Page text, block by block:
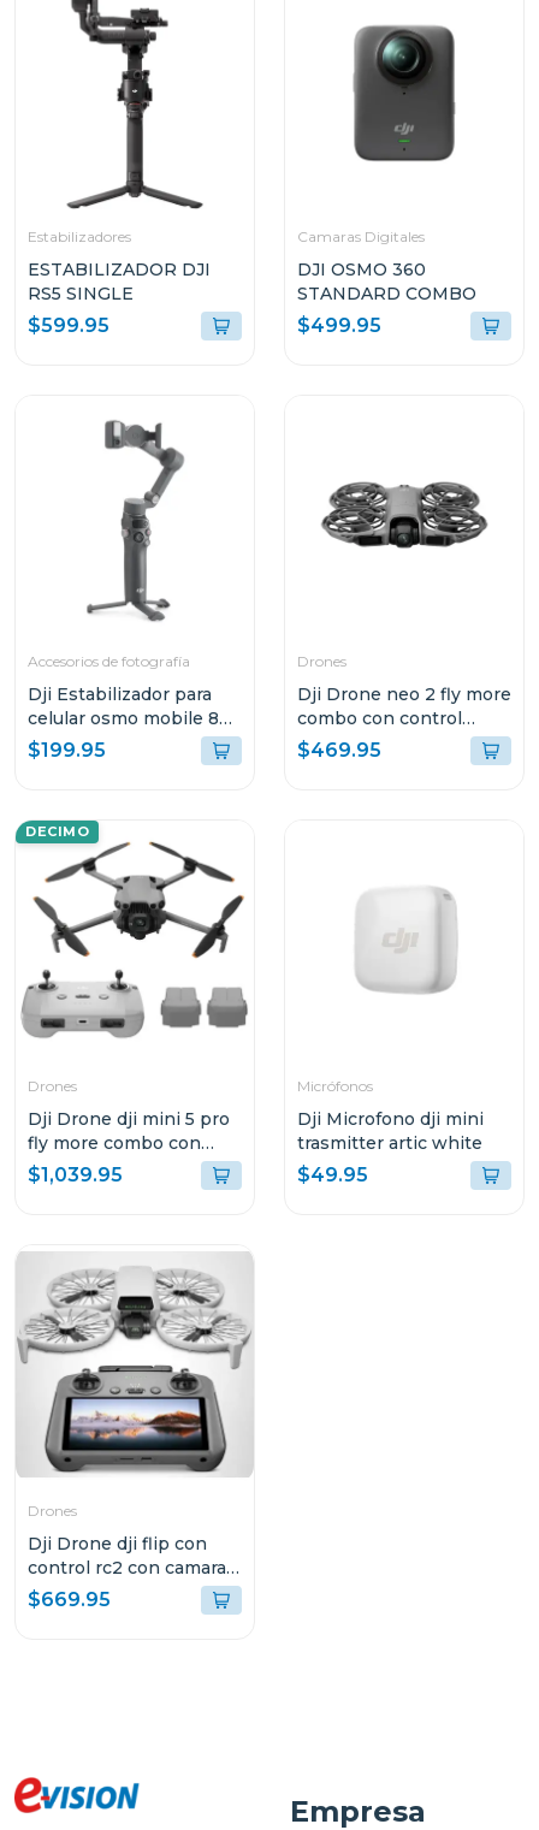
Estabilizadores
ESTABILIZADOR DJI
RS5 SINGLE
$599.95
Camaras Digitales
DJI OSMO 360
STANDARD COMBO
$499.95
Accesorios de fotografía
Dji Estabilizador para
celular osmo mobile 8
s308
$199.95
Drones
Dji Drone neo 2 fly more
combo con control
remoto rc-n3 en225
$469.95
DECIMO
Drones
Dji Drone dji mini 5 pro
fly more combo con
control remoto rc-n3
$1,039.95
Micrófonos
Dji Microfono dji mini
trasmitter artic white
$49.95
Drones
Dji Drone dji flip con
control rc2 con camara
4k uhd
$669.95
Empresa